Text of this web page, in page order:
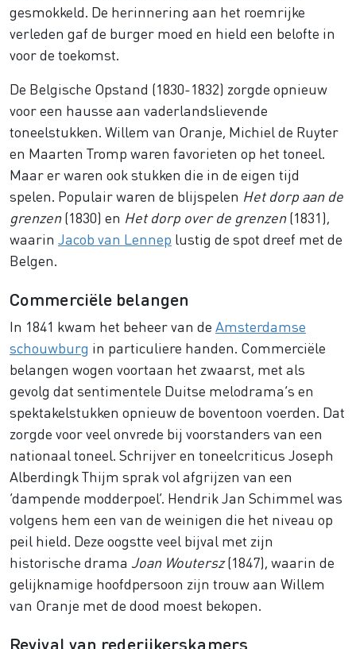
gesmokkeld. De herinnering aan het roemrijke
verleden gaf de burger moed en hield een belofte in
voor de toekomst.
De Belgische Opstand (1830-1832) zorgde opnieuw
voor een hausse aan vaderlandslievende
toneelstukken. Willem van Oranje, Michiel de Ruyter
en Maarten Tromp waren favorieten op het toneel.
Maar er waren ook stukken die in de eigen tijd
spelen. Populair waren de blijspelen Het dorp aan de
grenzen(1830) en Het dorp over de grenzen(1831),
waarin Jacob van Lennep lustig de spot dreef met de
Belgen.
Commerciële belangen
In 1841 kwam het beheer van de Amsterdamse
schouwburg in particuliere handen. Commerciële
belangen wogen voortaan het zwaarst, met als
gevolg dat sentimentele Duitse melodrama’s en
spektakelstukken opnieuw de boventoon voerden. Dat
zorgde voor veel onvrede bij voorstanders van een
nationaal toneel. Schrijver en toneelcriticus Joseph
Alberdingk Thijm sprak vol afgrijzen van een
‘dampende modderpoel’. Hendrik Jan Schimmel was
volgens hem een van de weinigen die het niveau op
peil hield. Deze oogstte veel bijval met zijn
historische drama Joan Woutersz(1847), waarin de
gelijknamige hoofdpersoon zijn trouw aan Willem
van Oranje met de dood moest bekopen.
Revival van rederijkerskamers